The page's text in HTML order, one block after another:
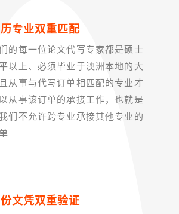
专业双重匹配
的每一位论文代写专家都是硕士
以上、必须毕业于澳洲本地的大
从事与代写订单相匹配的专业才
从事该订单的承接工作，也就是
们不允许跨专业承接其他专业的
文凭双重验证